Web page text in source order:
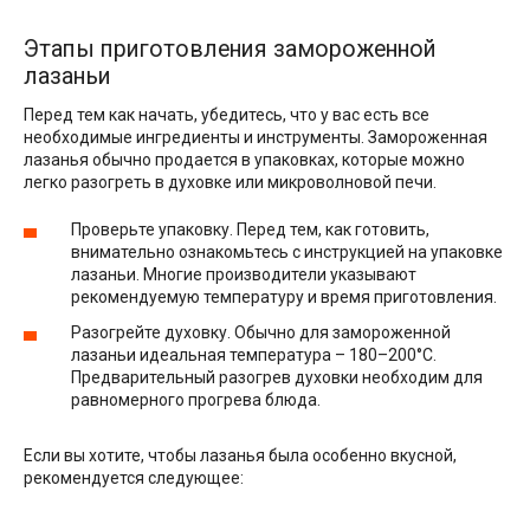
Этапы приготовления замороженной
лазаньи
Перед тем как начать, убедитесь, что у вас есть все
необходимые ингредиенты и инструменты. Замороженная
лазанья обычно продается в упаковках, которые можно
легко разогреть в духовке или микроволновой печи.
Проверьте упаковку. Перед тем, как готовить,
внимательно ознакомьтесь с инструкцией на упаковке
лазаньи. Многие производители указывают
рекомендуемую температуру и время приготовления.
Разогрейте духовку. Обычно для замороженной
лазаньи идеальная температура – 180–200°С.
Предварительный разогрев духовки необходим для
равномерного прогрева блюда.
Если вы хотите, чтобы лазанья была особенно вкусной,
рекомендуется следующее: